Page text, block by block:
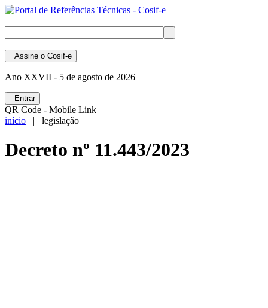
Assine o Cosif-e
Ano XXVII - 5 de agosto de 2026
Entrar
QR Code - Mobile Link
início | legislação
Decreto nº 11.443/2023